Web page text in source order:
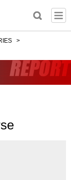
>